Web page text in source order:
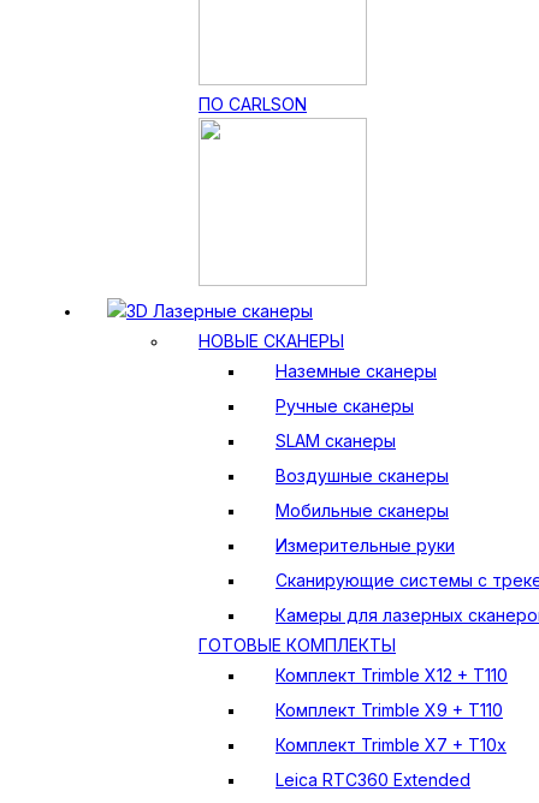
ПО CARLSON
3D Лазерные сканеры
НОВЫЕ СКАНЕРЫ
Наземные сканеры
Ручные сканеры
SLAM сканеры
Воздушные сканеры
Мобильные сканеры
Измерительные руки
Сканирующие системы с
Камеры для лазерных
ГОТОВЫЕ КОМПЛЕКТЫ
Комплект Trimble X12 + T110
Комплект Trimble X9 + T110
Комплект Trimble X7 + T10x
Leica RTC360 Extended